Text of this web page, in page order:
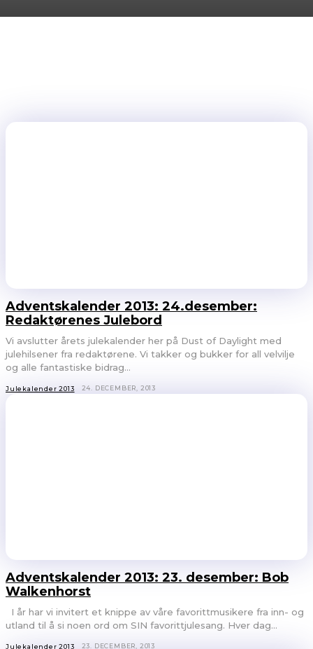
Adventskalender 2013: 24.desember:
Redaktørenes Julebord
Vi avslutter årets julekalender her på Dust of Daylight med
julehilsener fra redaktørene. Vi takker og bukker for all velvilje
og alle fantastiske bidrag...
Julekalender 2013 24. DECEMBER, 2013
Adventskalender 2013: 23. desember: Bob
Walkenhorst
utland til å si noen ord om SIN favorittjulesang. Hver dag...
Julekalender 2013 23. DECEMBER, 2013